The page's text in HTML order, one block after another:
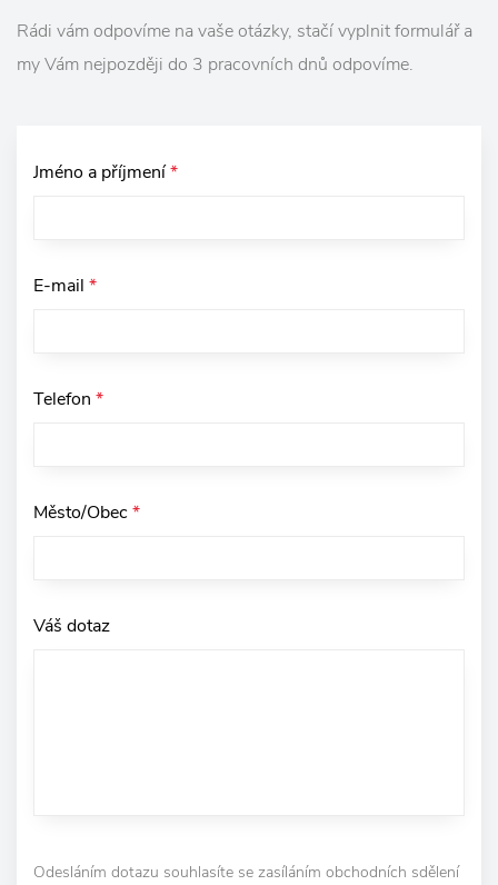
Rádi vám odpovíme na vaše otázky, stačí vyplnit formulář a
my Vám nejpozději do 3 pracovních dnů odpovíme.
Jméno a příjmení*
E-mail *
Telefon *
Město/Obec*
Váš dotaz
Odesláním dotazu souhlasíte se zasíláním obchodních sdělení